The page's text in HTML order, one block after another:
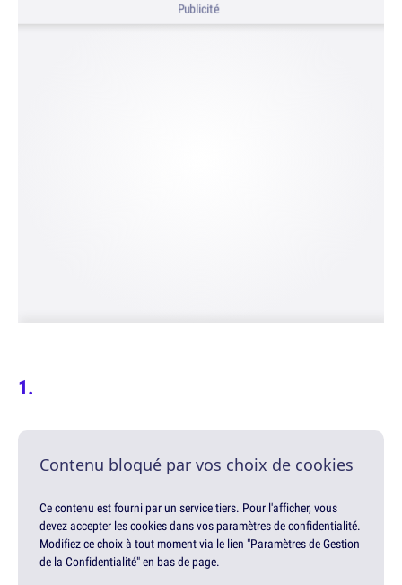
Publicité
Contenu bloqué par vos choix de cookies
Ce contenu est fourni par un service tiers. Pour l'afficher, vous
devez accepter les cookies dans vos paramètres de confidentialité.
Modifiez ce choix à tout moment via le lien "Paramètres de Gestion
de la Confidentialité" en bas de page.